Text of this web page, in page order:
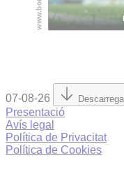
07-08-26
Presentació
Avís legal
Política de Privacitat
Política de Cookies